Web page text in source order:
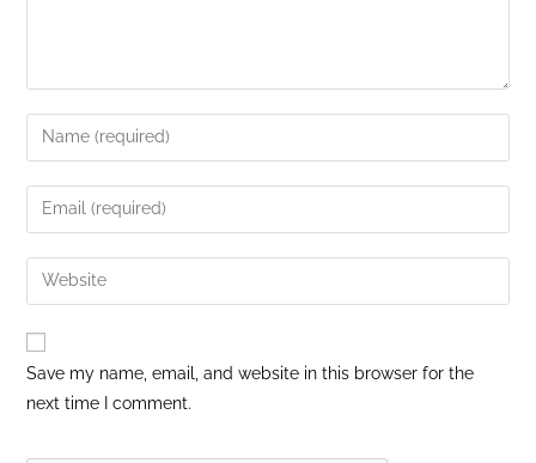
Save my name, email, and website in this browser for the
next time I comment.